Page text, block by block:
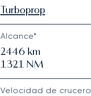
Turboprop
Alcance*
2446 km
1321NM
Velocidad de crucero